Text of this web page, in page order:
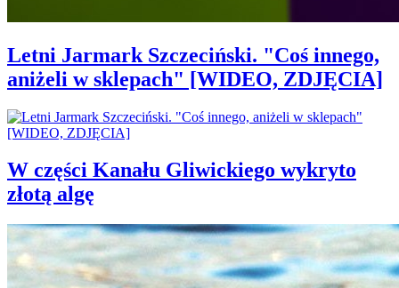
Letni Jarmark Szczeciński. "Coś innego,
aniżeli w sklepach" [WIDEO, ZDJĘCIA]
W części Kanału Gliwickiego wykryto
złotą algę